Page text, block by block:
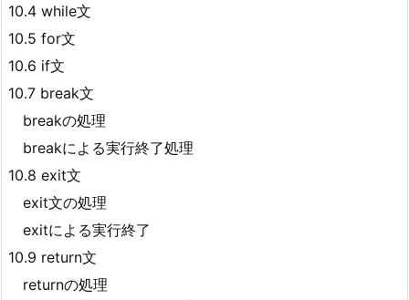
10.4 while文
10.5 for文
10.6 if文
10.7 break文
breakの処理
breakによる実行終了処理
10.8 exit文
exit文の処理
exitによる実行終了
10.9 return文
returnの処理